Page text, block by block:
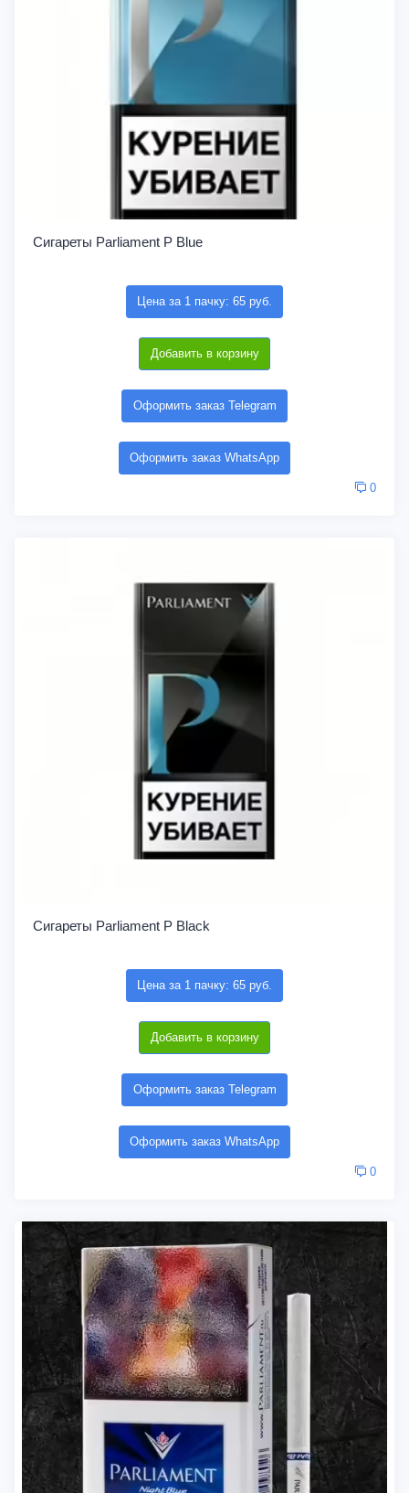
Сигареты Parliament P Blue
Цена за 1 пачку: 65 руб.
Добавить в корзину
Оформить заказ Telegram
Оформить заказ WhatsApp
0
Сигареты Parliament P Black
Цена за 1 пачку: 65 руб.
Добавить в корзину
Оформить заказ Telegram
Оформить заказ WhatsApp
0